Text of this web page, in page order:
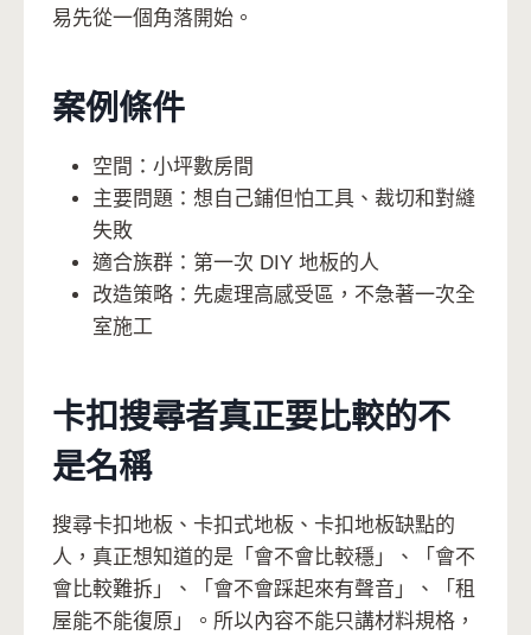
易先從一個角落開始。
案例條件
空間：小坪數房間
主要問題：想自己鋪但怕工具、裁切和對縫
失敗
適合族群：第一次 DIY 地板的人
改造策略：先處理高感受區，不急著一次全
室施工
卡扣搜尋者真正要比較的不
是名稱
搜尋卡扣地板、卡扣式地板、卡扣地板缺點的
人，真正想知道的是「會不會比較穩」、「會不
會比較難拆」、「會不會踩起來有聲音」、「租
屋能不能復原」。所以內容不能只講材料規格，